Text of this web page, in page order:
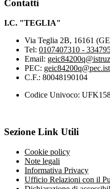
Contatti
I.C. "TEGLIA"
Via Teglia 2B, 16161
Tel: 0107407310 -
Email:
PEC:
C.F.: 80048190104
Codice Univoco:
Sezione Link Utili
Cookie policy
Note legali
Informativa Privacy
Ufficio Relazioni con il